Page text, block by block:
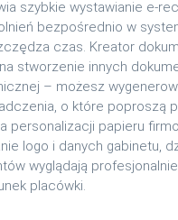
szybkie wystawianie e-
bezpośrednio w
czas. Kreator
stworzenie innych
– możesz
o które poproszą
personalizacji papieru
logo i danych gabinetu,
wyglądają
placówki.